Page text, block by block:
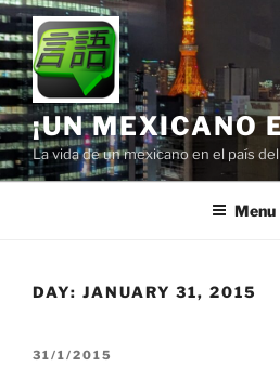
Skip
to
content
¡UN MEXICANO
La vida de un mexicano en el país
Menu
DAY: JANUARY 31, 2015
POSTED
31/1/2015